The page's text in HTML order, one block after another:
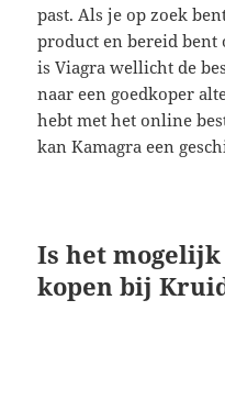
past. Als je op zoek
product en bereid bent
is Viagra wellicht de
naar een goedkoper
hebt met het online
kan Kamagra een
Is het
kopen bij